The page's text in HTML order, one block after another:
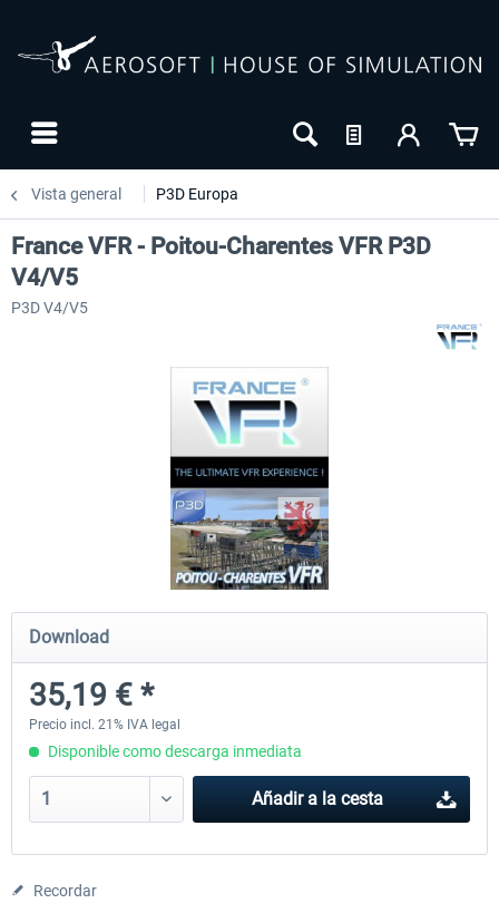
Vista general P3D Europa
Hamburg-Finkenwerder
France VFR - Poitou-Charentes VFR P3D
V4/V5
P3D V4/V5
Download
35,19 € *
Precio incl. 21% IVA legal
Disponible como descarga inmediata
Añadir a la cesta
Recordar